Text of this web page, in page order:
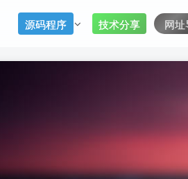
源码程序 技术分享 网